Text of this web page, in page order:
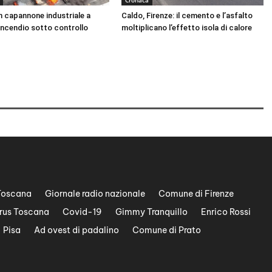
capannone industriale a
sotto controllo
Caldo, Firenze: il cemento e l’asfalto
moltiplicano l’effetto isola di calore
Giornale radio nazionale
Comune di Firenze
Toscana
Covid-19 Gimmy Tranquillo
Enrico Rossi
Pisa
Ad ovest di padalino Comune di Prato